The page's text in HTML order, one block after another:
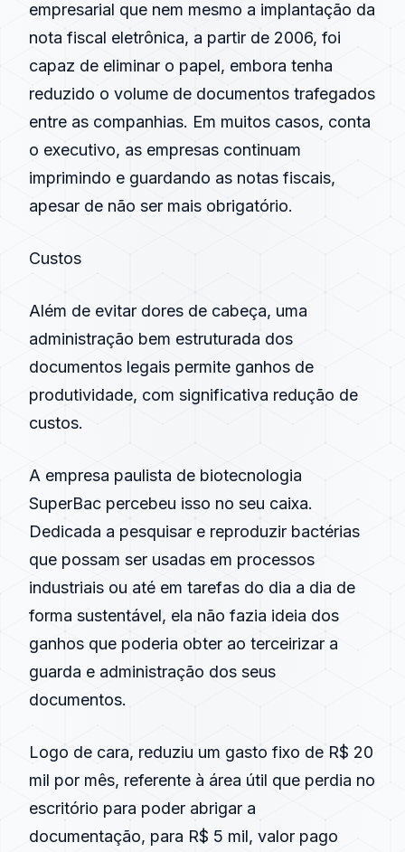
empresarial que nem mesmo a implantação da
nota fiscal eletrônica, a partir de 2006, foi
capaz de eliminar o papel, embora tenha
reduzido o volume de documentos trafegados
entre as companhias. Em muitos casos, conta
o executivo, as empresas continuam
imprimindo e guardando as notas fiscais,
apesar de não ser mais obrigatório.
Custos
Além de evitar dores de cabeça, uma
administração bem estruturada dos
documentos legais permite ganhos de
produtividade, com significativa redução de
custos.
A empresa paulista de biotecnologia
SuperBac percebeu isso no seu caixa.
Dedicada a pesquisar e reproduzir bactérias
que possam ser usadas em processos
industriais ou até em tarefas do dia a dia de
forma sustentável, ela não fazia ideia dos
ganhos que poderia obter ao terceirizar a
guarda e administração dos seus
documentos.
Logo de cara, reduziu um gasto fixo de R$ 20
mil por mês, referente à área útil que perdia no
escritório para poder abrigar a
documentação, para R$ 5 mil, valor pago